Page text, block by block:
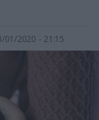
01/2020 - 21:15